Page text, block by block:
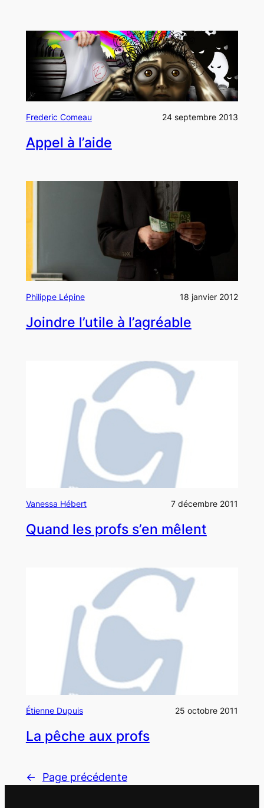
Frederic Comeau 24 septembre 2013
Appel à l’aide
Philippe Lépine 18 janvier 2012
Joindre l’utile à l’agréable
Vanessa Hébert 7 décembre 2011
Quand les profs s’en mêlent
Étienne Dupuis 25 octobre 2011
La pêche aux profs
← Page précédente